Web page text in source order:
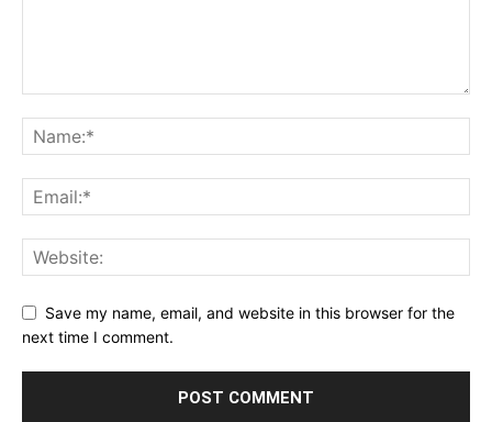
Save my name, email, and website in this browser for the
next time I comment.